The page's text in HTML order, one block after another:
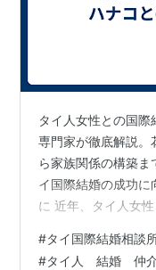
タイ人女性との国
専門家が徹底解説。
ら家族関係の構築
イ国際結婚の成功に
に 近年、タイ人女
人女性は、責任感の
#タイ国際結婚相談
#タイ人 結婚 仲